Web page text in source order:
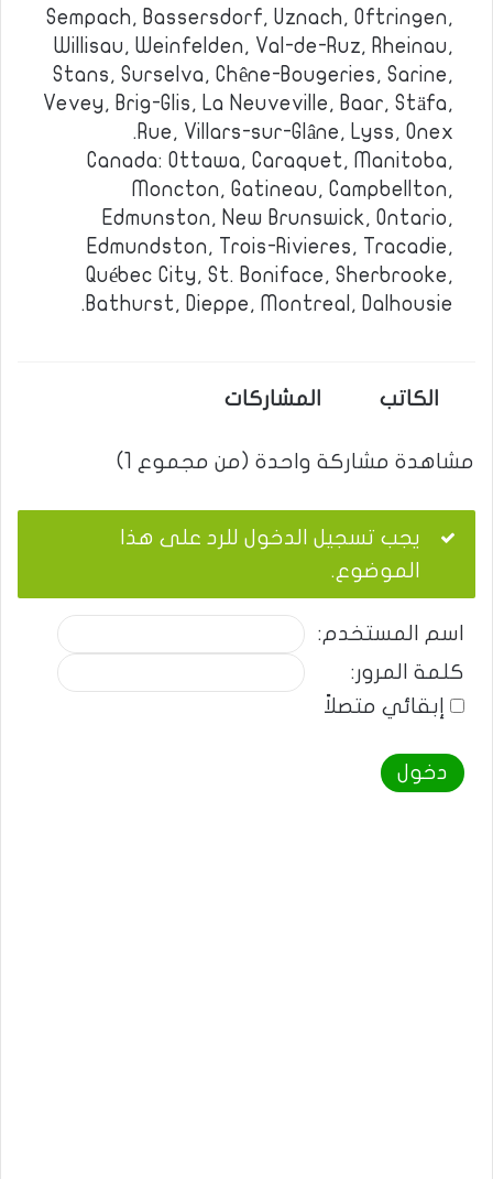
Sempach, Bassersdorf, Uznach, Oftringen,
Willisau, Weinfelden, Val-de-Ruz, Rheinau,
Stans, Surselva, Chêne-Bougeries, Sarine,
Vevey, Brig-Glis, La Neuveville, Baar, Stäfa,
Rue, Villars-sur-Glâne, Lyss, Onex.
Canada: Ottawa, Caraquet, Manitoba,
Moncton, Gatineau, Campbellton,
Edmunston, New Brunswick, Ontario,
Edmundston, Trois-Rivieres, Tracadie,
Québec City, St. Boniface, Sherbrooke,
Bathurst, Dieppe, Montreal, Dalhousie.
الكاتب المشاركات
مشاهدة مشاركة واحدة (من مجموع 1)
يجب تسجيل الدخول للرد على هذا
الموضوع.
اسم المستخدم:
كلمة المرور:
إبقائي متصلاً
دخول